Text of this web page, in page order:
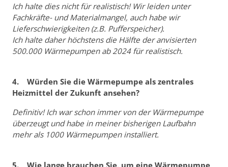
Ich halte dies nicht für realistisch! Wir leiden unter
Fachkräfte- und Materialmangel, auch habe wir
Lieferschwierigkeiten (z.B. Pufferspeicher).
Ich halte daher höchstens die Hälfte der anvisierten
500.000 Wärmepumpen ab 2024 für realistisch.
4. Würden Sie die Wärmepumpe als zentrales
Heizmittel der Zukunft ansehen?
Definitiv! Ich war schon immer von der Wärmepumpe
überzeugt und habe in meiner bisherigen Laufbahn
mehr als 1000 Wärmepumpen installiert.
5. Wie lange brauchen Sie, um eine Wärmepumpe